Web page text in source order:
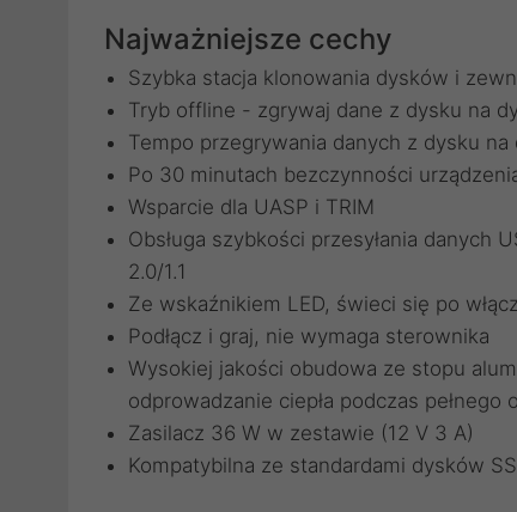
Najważniejsze cechy
Szybka stacja klonowania dysków i
Tryb offline - zgrywaj dane z dysku na
Tempo przegrywania danych z dysku
Po 30 minutach bezczynności
Wsparcie dla UASP i TRIM
Obsługa szybkości przesyłania danych
2.0/1.1
Ze wskaźnikiem LED, świeci się po
Podłącz i graj, nie wymaga sterownika
Wysokiej jakości obudowa ze stopu
odprowadzanie ciepła podczas pełnego
Zasilacz 36 W w zestawie (12 V 3 A)
Kompatybilna ze standardami dysków